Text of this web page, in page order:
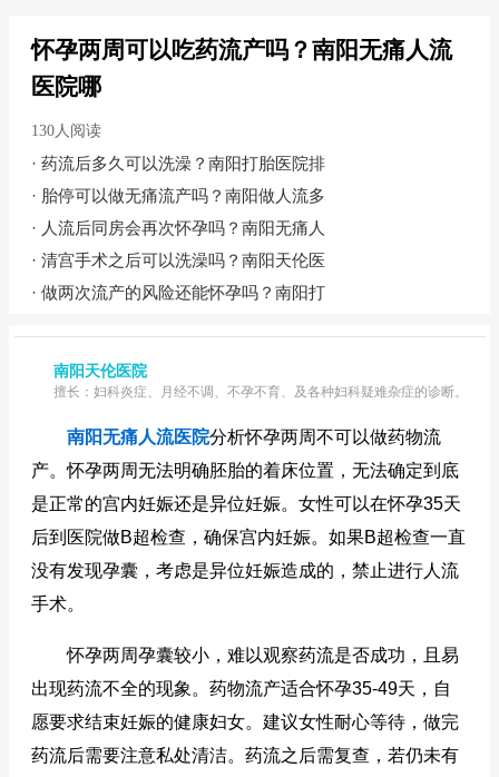
怀孕两周可以吃药流产吗？南阳无痛人流
医院哪
130人阅读
· 药流后多久可以洗澡？南阳打胎医院排
· 胎停可以做无痛流产吗？南阳做人流多
· 人流后同房会再次怀孕吗？南阳无痛人
· 清宫手术之后可以洗澡吗？南阳天伦医
· 做两次流产的风险还能怀孕吗？南阳打
南阳天伦医院
擅长：妇科炎症、月经不调、不孕不育、及各种妇科疑难杂症的诊断。
南阳无痛人流医院分析怀孕两周不可以做药物流
产。怀孕两周无法明确胚胎的着床位置，无法确定到底
是正常的宫内妊娠还是异位妊娠。女性可以在怀孕35天
后到医院做B超检查，确保宫内妊娠。如果B超检查一直
没有发现孕囊，考虑是异位妊娠造成的，禁止进行人流
手术。
怀孕两周孕囊较小，难以观察药流是否成功，且易
出现药流不全的现象。药物流产适合怀孕35-49天，自
愿要求结束妊娠的健康妇女。建议女性耐心等待，做完
药流后需要注意私处清洁。药流之后需复查，若仍未有